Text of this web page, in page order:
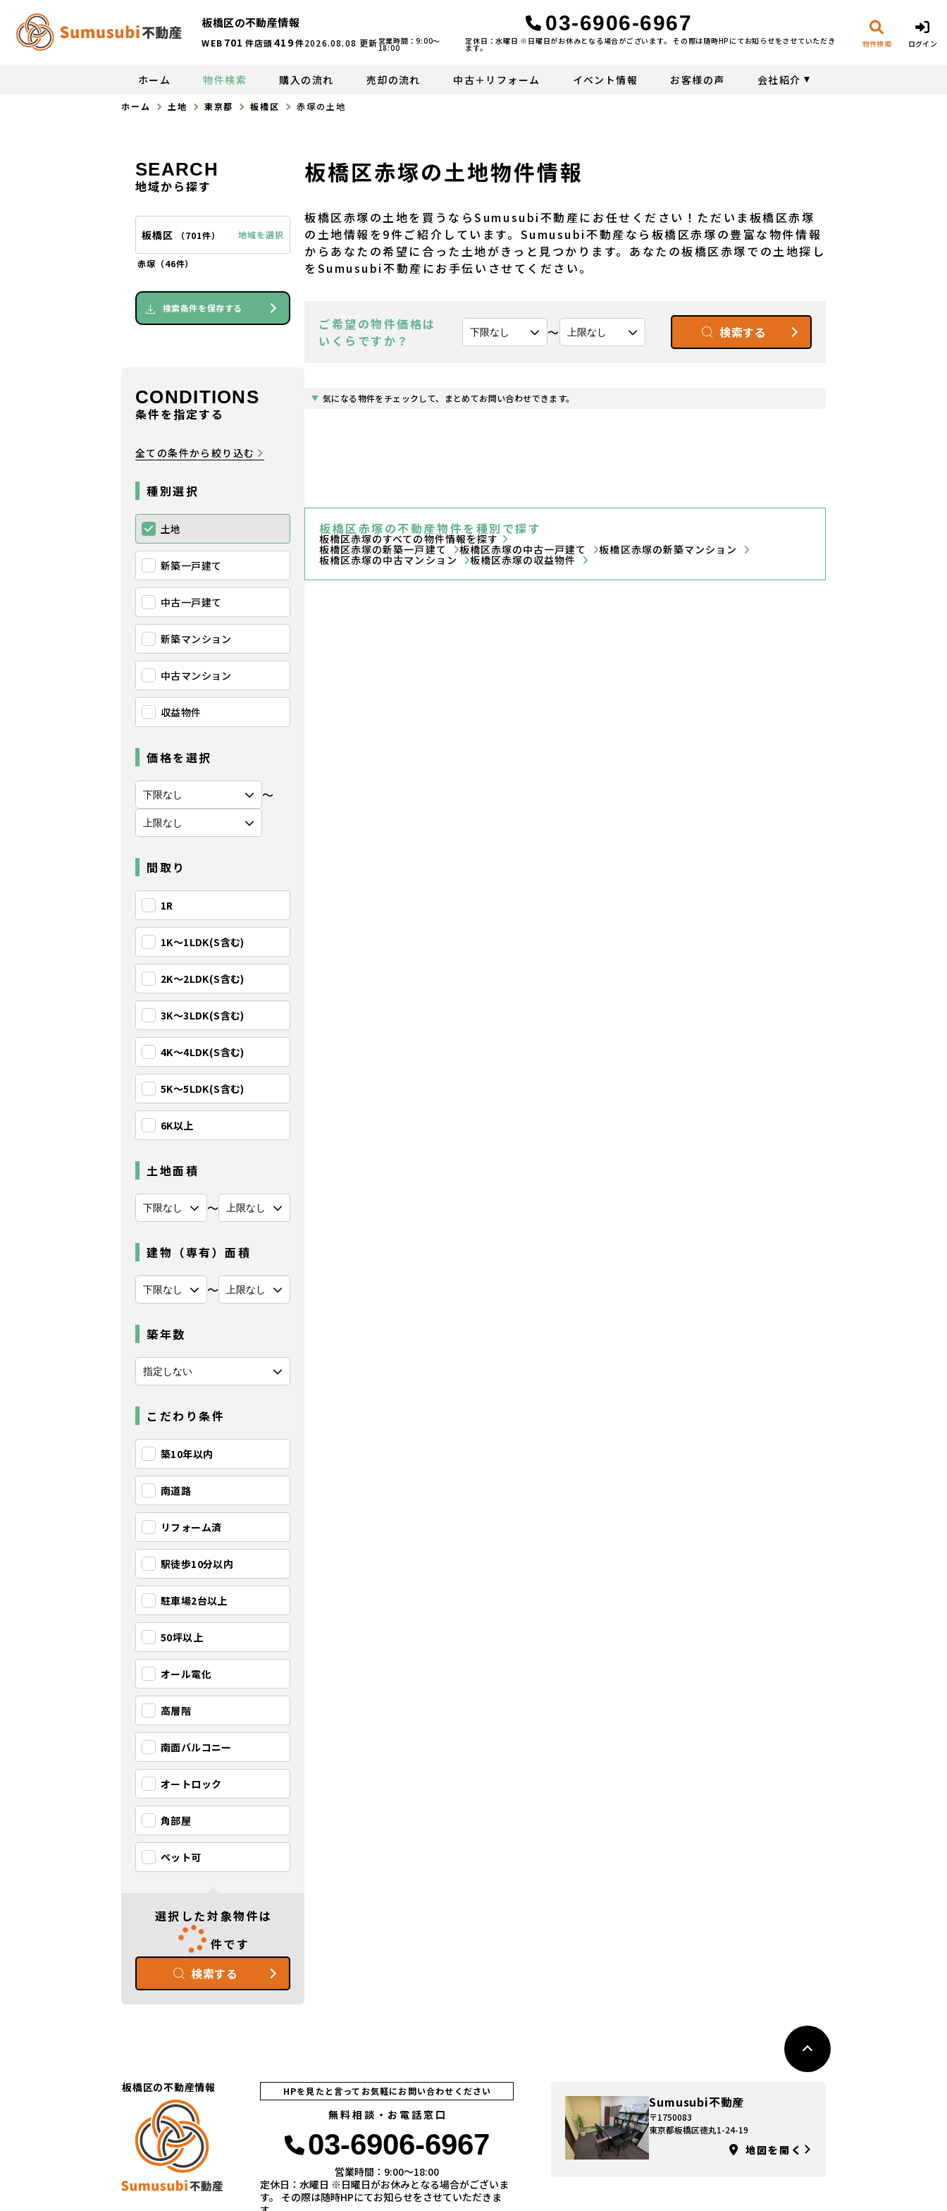
板橋区の不動産情報
WEB 701 件店頭419件2026.08.08 更新
03-6906-6967
営業時間：9:00〜
18:00
定休日：水曜日 ※日曜日がお休みとなる場合がございます。 その際は随時HPにてお知らせをさせていただき
ます。 物件検索 ログイン
ホーム 物件検索 購入の流れ 売却の流れ 中古＋リフォーム イベント情報 お客様の声 会社紹介
ホーム 土地 東京都 板橋区 赤塚の土地
板橋区赤塚の土地物件情報
板橋区赤塚の土地を買うならSumusubi不動産にお任せください！ただいま板橋区赤塚
の土地情報を9件ご紹介しています。Sumusubi不動産なら板橋区赤塚の豊富な物件情報
からあなたの希望に合った土地がきっと見つかります。あなたの板橋区赤塚での土地探し
をSumusubi不動産にお手伝いさせてください。
ご希望の物件価格は
いくらですか？
〜 検索する
気になる物件をチェックして、まとめてお問い合わせできます。
板橋区赤塚の不動産物件を種別で探す
板橋区赤塚のすべての物件情報を探す
板橋区赤塚の新築一戸建て 板橋区赤塚の中古一戸建て 板橋区赤塚の新築マンション
板橋区赤塚の中古マンション 板橋区赤塚の収益物件
SEARCH
地域から探す
板橋区 （701件） 地域を選択
赤塚（46件）
検索条件を保存する
CONDITIONS
条件を指定する
全ての条件から絞り込む
種別選択
土地
新築一戸建て
中古一戸建て
新築マンション
中古マンション
収益物件
価格を選択
〜
間取り
1R
1K〜1LDK(S含む)
2K〜2LDK(S含む)
3K〜3LDK(S含む)
4K〜4LDK(S含む)
5K〜5LDK(S含む)
6K以上
土地面積
〜
建物（専有）面積
〜
築年数
こだわり条件
築10年以内
南道路
リフォーム済
駅徒歩10分以内
駐車場2台以上
50坪以上
オール電化
高層階
南面バルコニー
オートロック
角部屋
ペット可
選択した対象物件は
件です
検索する
板橋区の不動産情報 HPを見たと言ってお気軽にお問い合わせください
無料相談・お電話窓口
03-6906-6967
営業時間：9:00〜18:00
定休日：水曜日 ※日曜日がお休みとなる場合がございま
す。 その際は随時HPにてお知らせをさせていただきま
Sumusubi不動産
〒1750083
東京都板橋区徳丸1-24-19
地図を開く